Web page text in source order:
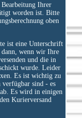
Ihrer
worden ist. Bitte
oben
ist eine Unterschrift
wenn wir Ihre
und die in
wurde. Leider
Es ist wichtig zu
verfügbar sind - es
Es wird in einigen
Kurierversand